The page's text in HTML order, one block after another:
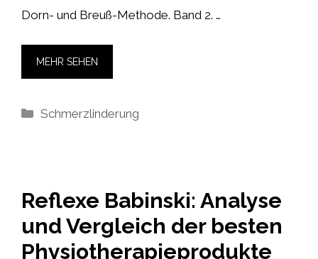
Dorn- und Breuß-Methode. Band 2. …
MEHR SEHEN
Kategorien
Schmerzlinderung
Reflexe Babinski: Analyse
und Vergleich der besten
Physiotherapieprodukte